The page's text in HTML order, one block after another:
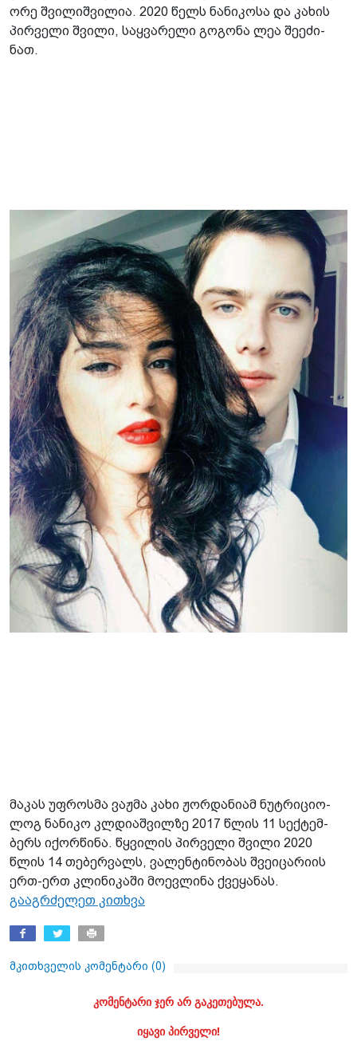
ო­რე შვი­ლიშ­ვი­ლია. 2020 წელს ნა­ნი­კო­სა და კა­ხის
პირ­ვე­ლი შვი­ლი, საყ­ვა­რე­ლი გო­გო­ნა ლეა შე­ე­ძი­
ნათ.
მა­კას უფ­როს­მა ვაჟ­მა კახი ჟორ­და­ნი­ამ ნუტ­რი­ცი­ო­
ლოგ ნა­ნი­კო კლდი­აშ­ვილ­ზე 2017 წლის 11 სექ­ტემ­
ბერს იქორ­წი­ნა. წყვი­ლის პირ­ვე­ლი შვი­ლი 2020
წლის 14 თე­ბერ­ვალს, ვა­ლენ­ტი­ნო­ბას შვე­ი­ცა­რი­ის
ერთ-ერთ კლი­ნი­კა­ში მო­ევ­ლი­ნა ქვე­ყა­ნას.
გააგრძელეთ კითხვა
მკითხველის კომენტარი (0)
კომენტარი ჯერ არ გაკეთებულა.
იყავი პირველი!